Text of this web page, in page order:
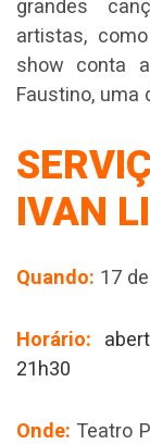
grandes
artistas,
show conta
Faustino, uma
IVAN
Quando: 17
Horário:
21h30
Onde: Teatro